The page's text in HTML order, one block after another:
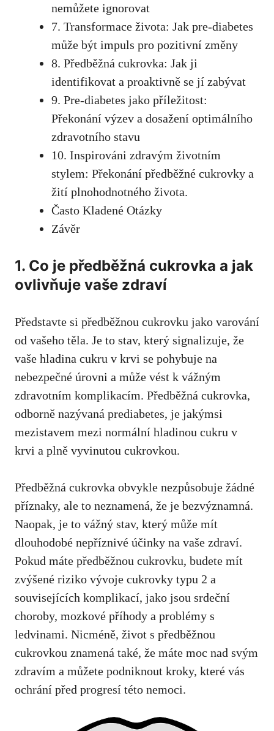
nemůžete ignorovat
7. Transformace života: Jak pre-diabetes​
může⁣ být impuls pro‍ pozitivní změny
8. Předběžná cukrovka:​ Jak ji
‌identifikovat a proaktivně ‌se⁢ jí zabývat
9. Pre-diabetes jako ⁣příležitost: ​
Překonání výzev a dosažení optimálního
zdravotního stavu
10. Inspirováni zdravým životním
stylem: Překonání předběžné cukrovky a
žití plnohodnotného života.
Často⁢ Kladené Otázky
Závěr
1. Co je předběžná cukrovka a ⁣jak
ovlivňuje vaše zdraví
Představte ⁢si předběžnou cukrovku jako varování
od vašeho těla. Je ⁣to​ stav,⁢ který signalizuje, že
vaše hladina cukru v krvi se ⁣pohybuje na‌
nebezpečné úrovni a může vést k vážným
zdravotním komplikacím. Předběžná ⁤cukrovka,
odborně ​nazývaná prediabetes, je‍ jakýmsi
mezistavem mezi ⁣normální hladinou cukru‌ v‌
krvi ‌a plně ⁣vyvinutou cukrovkou.
Předběžná cukrovka obvykle nezpůsobuje ‌žádné
příznaky, ale to neznamená, že ‌je bezvýznamná.
Naopak, je to ‍vážný ‍stav, který ⁢může mít
dlouhodobé​ nepříznivé ⁣účinky na⁢ vaše zdraví.
Pokud ⁣máte‍ předběžnou cukrovku, budete ⁣mít ​
zvýšené riziko vývoje cukrovky ‍typu 2 a
souvisejících komplikací, jako jsou srdeční
choroby, mozkové příhody a ‍problémy s
ledvinami. Nicméně, život s předběžnou⁢
cukrovkou znamená také, že máte moc nad svým
zdravím⁢ a můžete ⁣podniknout kroky, které ⁣vás
ochrání před ⁢progresí ⁣této⁣ nemoci.